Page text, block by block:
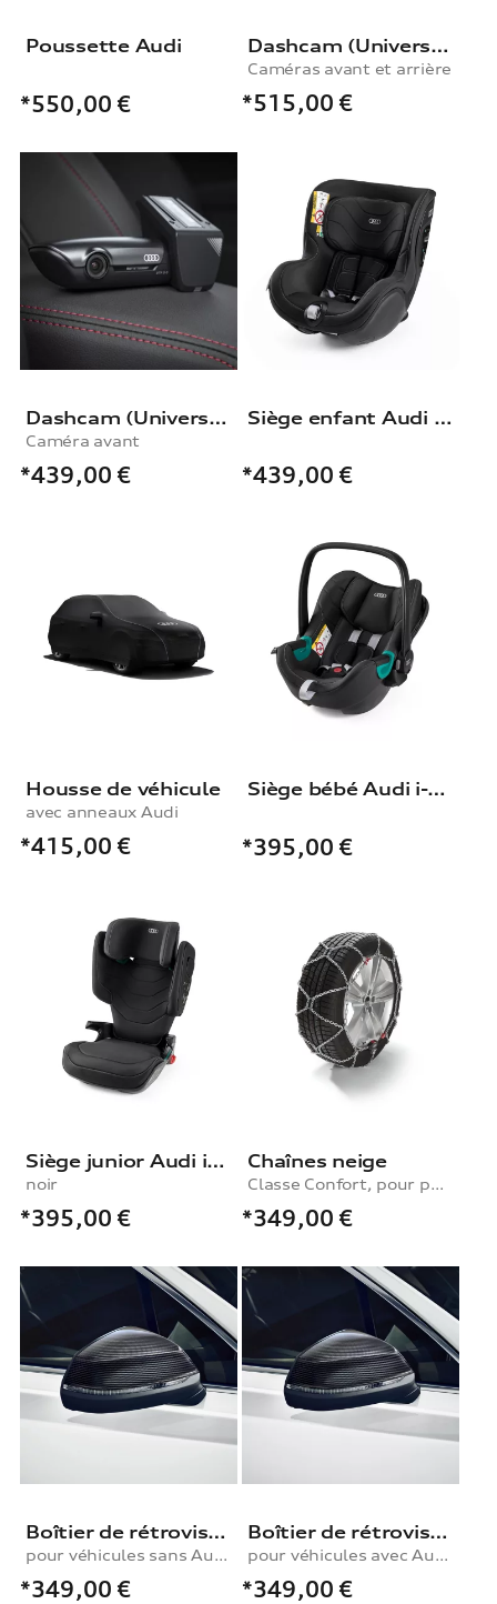
Poussette Audi
*550,00 €
Dashcam (Universal Traffic Recorder 2.0)
Caméras avant et arrière
*515,00 €
Dashcam (Universal Traffic Recorder 2.0)
Caméra avant
*439,00 €
Siège enfant Audi i-Size
*439,00 €
Housse de véhicule
avec anneaux Audi
*415,00 €
Siège bébé Audi i-Size
*395,00 €
Siège junior Audi i-Size, noir
noir
*395,00 €
Chaînes neige
Classe Confort, pour pneu dans les tailles 255/60 R18|255/55 R19|265/50 R20|255/50 R20|285/40 R20
*349,00 €
Boîtier de rétroviseur extérieur
pour véhicules sans Audi side assist, gauche
*349,00 €
Boîtier de rétroviseur extérieur
pour véhicules avec Audi side assist, gauche
*349,00 €